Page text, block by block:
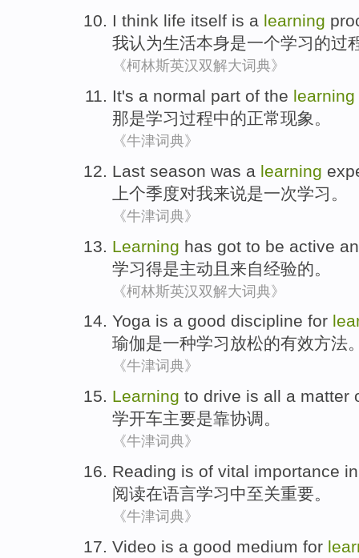
I think life itself is a learning
我认为生活本身是一个学习的过
《柯林斯英汉双解大词典》
It's a normal part of the learning
那是学习过程中的正常现象。
《牛津词典》
Last season was a learning
上个季度对我来说是一次学习 。
《牛津词典》
Learning has got to be active
学习得是主动 且 来自经验的。
《柯林斯英汉双解大词典》
Yoga is a good discipline for
瑜伽是一种学习放松的有效方法
《牛津词典》
Learning to drive is all a matter
学开车主要是靠协调 。
《牛津词典》
Reading is of vital importance in
阅读在语言学习中至关重要。
《牛津词典》
Video is a good medium for